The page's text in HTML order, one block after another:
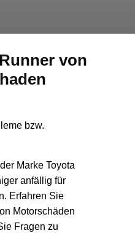
von
Marke Toyota
anfällig für
Erfahren Sie
Motorschäden
Fragen zu